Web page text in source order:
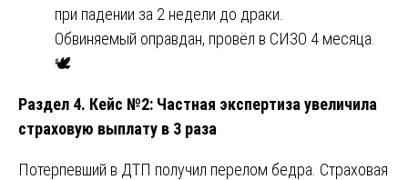
при падении за 2 недели до драки.
Обвиняемый оправдан, провёл в СИЗО 4 месяца.
🕊️
Раздел 4. Кейс №2: Частная экспертиза увеличила
страховую выплату в 3 раза
Потерпевший в ДТП получил перелом бедра. Страховая